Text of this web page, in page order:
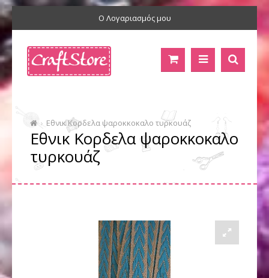
Ο Λογαριασμός μου
Εθνικ Κορδελα ψαροκκοκαλο τυρκουάζ
Εθνικ Κορδελα ψαροκκοκαλο
τυρκουάζ